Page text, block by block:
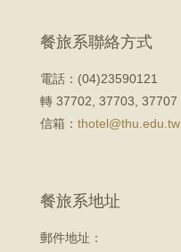
餐旅系聯絡方式
電話：(04)23590121
轉 37702, 37703, 37707
信箱： thotel@thu.edu.tw
餐旅系地址
郵件地址：